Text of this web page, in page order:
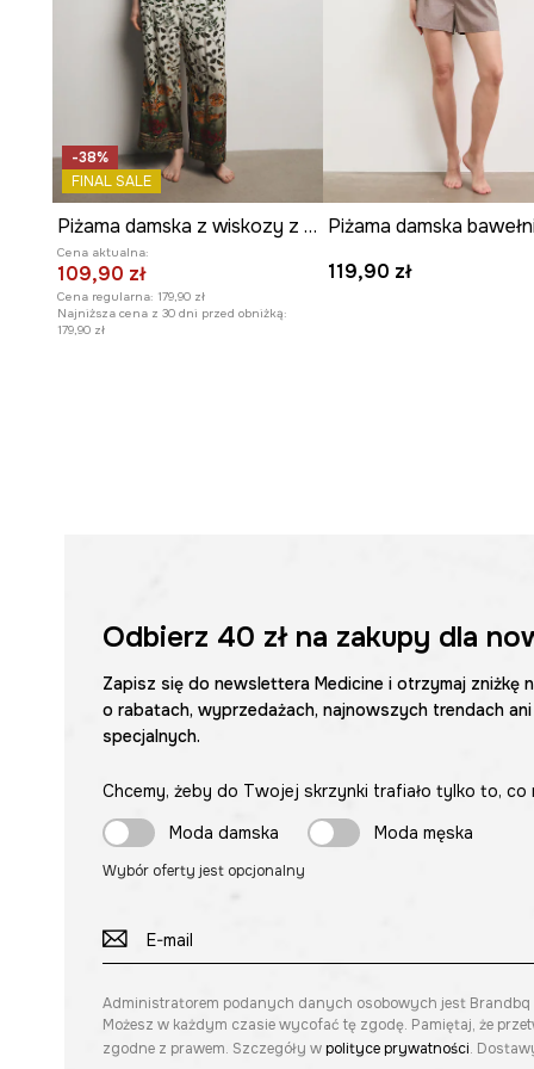
-38%
FINAL SALE
Piżama damska z wiskozy z kolekcji Ilona Tambor x Medicine
Cena aktualna:
109,90 zł
Cena regularna: 179,90 zł
Najniższa cena z 30 dni przed obniżką:
179,90 zł
119,90 zł
Odbierz 40 złna zakupy dla
Zapisz się do newslettera Medicine i otrzymaj zniżkę
o rabatach, wyprzedażach, najnowszych trendach
specjalnych.
Chcemy, żeby do Twojej skrzynki trafiało tylko to,
Moda damska
Moda męska
Wybór oferty jest opcjonalny
Administratorem podanych danych osobowych jest Brandbq
Możesz w każdym czasie wycofać tę zgodę. Pamiętaj, że
zgodne z prawem. Szczegóły w polityce prywatności.